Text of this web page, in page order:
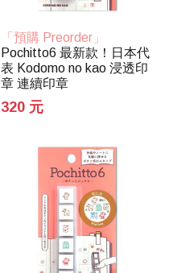
「預購 Preorder」
Pochitto6 最新款！日本代
表 Kodomo no kao 浸透印
章 連續印章
320 元